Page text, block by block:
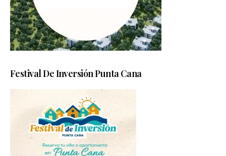
Festival De Inversión Punta Cana